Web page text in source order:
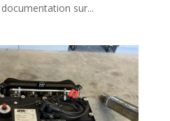
sur...